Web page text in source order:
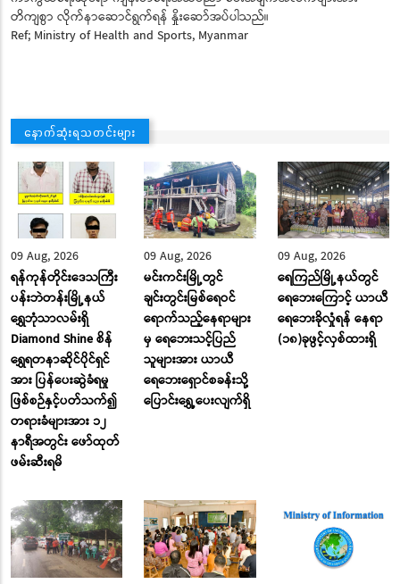
တိကျစွာ လိုက်နာဆောင်ရွက်ရန် နှိုးဆော်အပ်ပါသည်။
Ref; Ministry of Health and Sports, Myanmar
နောက်ဆုံးရသတင်းများ
09 Aug, 2026
ရန်ကုန်တိုင်းဒေသကြီး
ပန်းဘဲတန်းမြို့နယ်
ရွှေဘုံသာလမ်းရှိ
Diamond Shine စိန်
ရွှေရတနာဆိုင်ပိုင်ရှင်
အား ပြန်ပေးဆွဲခံရမှု
ဖြစ်စဉ်နှင့်ပတ်သက်၍
တရားခံများအား ၁၂
နာရီအတွင်း ဖော်ထုတ်
ဖမ်းဆီးရမိ
09 Aug, 2026
မင်းကင်းမြို့တွင်
ချင်းတွင်းမြစ်ရေဝင်
ရောက်သည့်နေရာများ
မှ ရေဘေးသင့်ပြည်
သူများအား ယာယီ
ရေဘေးရှောင်စခန်းသို့
ပြောင်း‌ရွှေ့ပေးလျက်ရှိ
09 Aug, 2026
ရေကြည်မြို့နယ်တွင်
ရေဘေးကြောင့် ယာယီ
ရေဘေးခိုလှုံရန် နေရာ
(၁၈)ခုဖွင့်လှစ်ထားရှိ